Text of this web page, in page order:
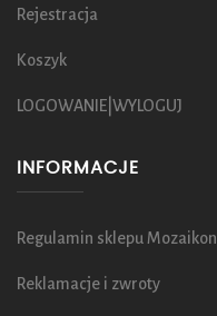
Rejestracja
Koszyk
LOGOWANIE|WYLOGUJ
INFORMACJE
Regulamin sklepu Mozaikon
Reklamacje i zwroty